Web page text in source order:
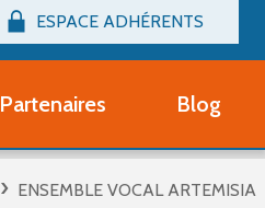
ESPACE ADHÉRENTS
Connexion
Partenaires Blog
ENSEMBLE VOCAL ARTEMISIA